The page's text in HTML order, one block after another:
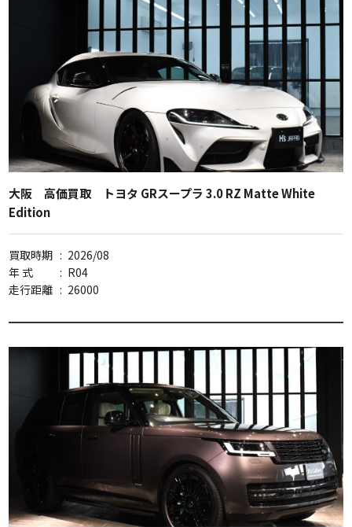
大阪 高価買取 トヨタ GRスープラ 3.0 RZ Matte White
Edition
買取時期 : 2026/08
年 式
: R04
走行距離 : 26000